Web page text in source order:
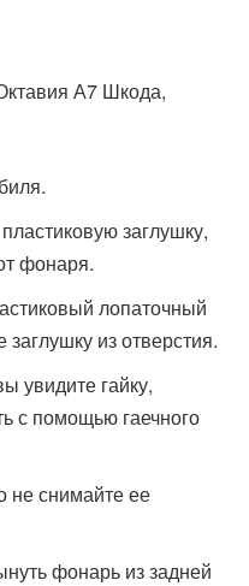
А7 Шкода,
заглушку,
фонаря.
лопаточный
заглушку из отверстия.
увидите гайку,
с помощью гаечного
не снимайте ее
фонарь из задней